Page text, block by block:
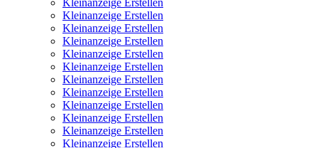
Kleinanzeige Erstellen
Kleinanzeige Erstellen
Kleinanzeige Erstellen
Kleinanzeige Erstellen
Kleinanzeige Erstellen
Kleinanzeige Erstellen
Kleinanzeige Erstellen
Kleinanzeige Erstellen
Kleinanzeige Erstellen
Kleinanzeige Erstellen
Kleinanzeige Erstellen